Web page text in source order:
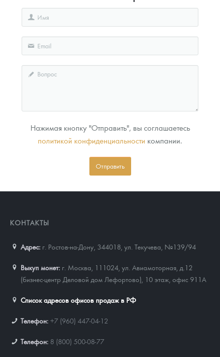
Нажимая кнопку "Отправить", вы соглашаетесь
политикой конфиденциальности компании.
Отправить
КОНТАКТЫ
Адрес: г. Ростов-на-Дону, 344018 ул. Текучева, №139/94
Выкуп монет: г. Москва, 111024, ул. Авиамоторная, д.12
(бизнес-центр Деловой дом Лефортово), 10 этаж, офис 911А
Список адресов офисов продаж в РФ
Телефон: +7 (960) 447-04-12
Телефон: 8 (800) 500-08-77